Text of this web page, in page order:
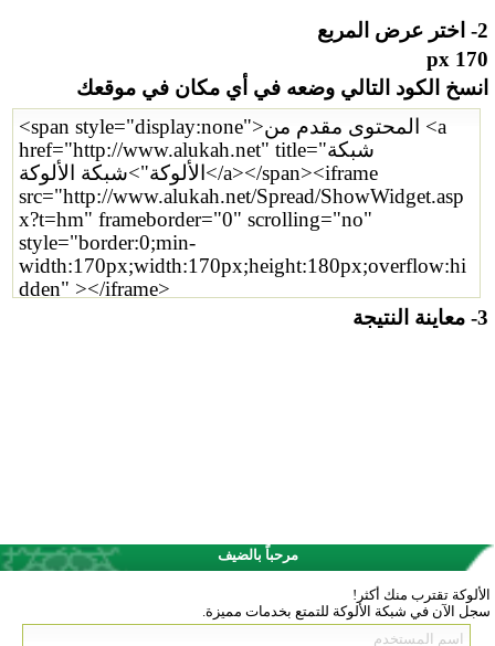
2- اختر عرض المربع
170 px
انسخ الكود التالي وضعه في أي مكان في موقعك
3- معاينة النتيجة
مرحباً بالضيف
الألوكة تقترب منك أكثر!
سجل الآن في شبكة الألوكة للتمتع بخدمات مميزة.